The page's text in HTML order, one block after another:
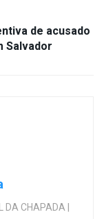
de acusado
Salvador
DA CHAPADA |